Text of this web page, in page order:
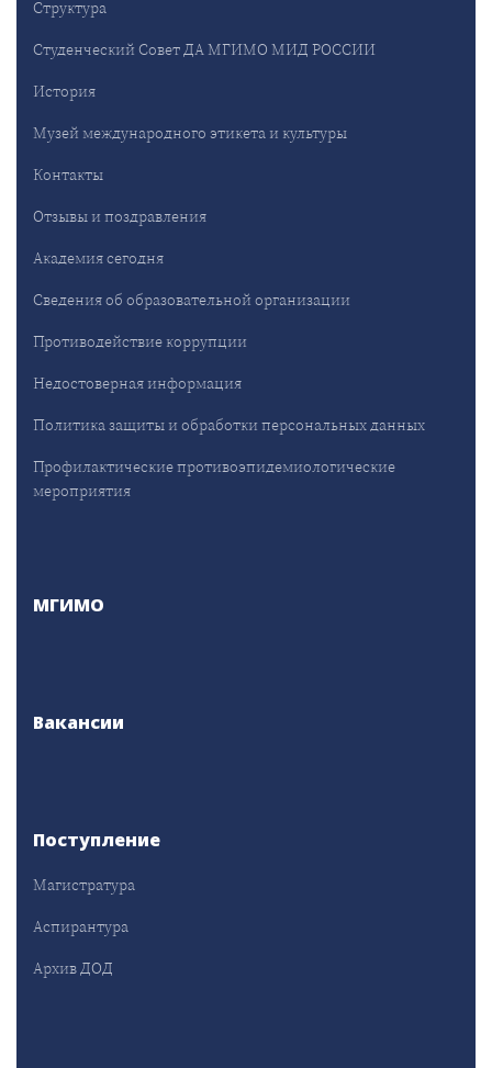
Структура
Студенческий Совет ДА МГИМО МИД РОССИИ
История
Музей международного этикета и культуры
Контакты
Отзывы и поздравления
Академия сегодня
Сведения об образовательной организации
Противодействие коррупции
Недостоверная информация
Политика защиты и обработки персональных данных
Профилактические противоэпидемиологические
мероприятия
МГИМО
Вакансии
Поступление
Магистратура
Аспирантура
Архив ДОД